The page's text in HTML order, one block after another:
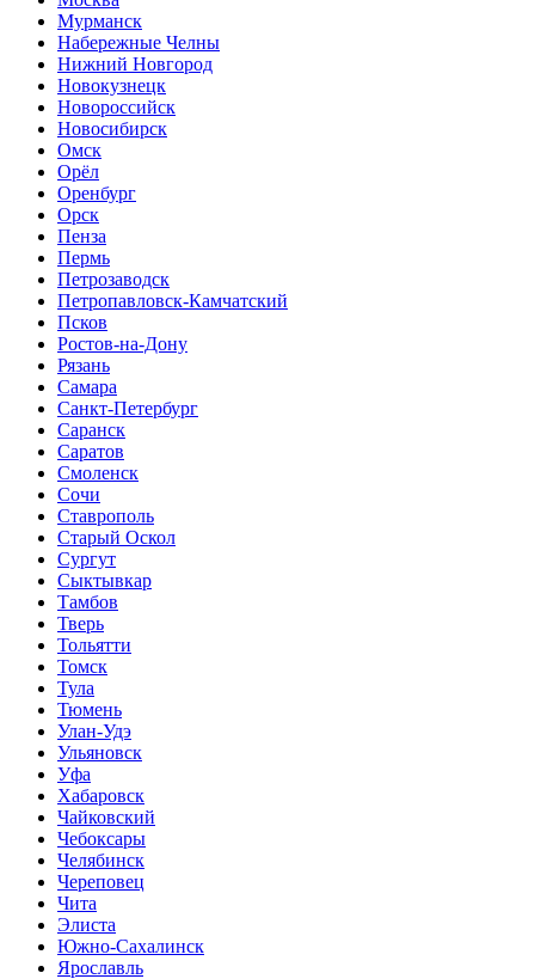
Мурманск
Набережные Челны
Нижний Новгород
Новокузнецк
Новороссийск
Новосибирск
Омск
Орёл
Оренбург
Орск
Пенза
Пермь
Петрозаводск
Петропавловск-Камчатский
Псков
Ростов-на-Дону
Рязань
Самара
Санкт-Петербург
Саранск
Саратов
Смоленск
Сочи
Ставрополь
Старый Оскол
Сургут
Сыктывкар
Тамбов
Тверь
Тольятти
Томск
Тула
Тюмень
Улан-Удэ
Ульяновск
Уфа
Хабаровск
Чайковский
Чебоксары
Челябинск
Череповец
Чита
Элиста
Южно-Сахалинск
Ярославль